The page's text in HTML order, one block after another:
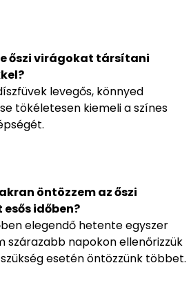
őszi virágokat társítani
levegős, könnyed
tökéletesen kiemeli a színes
öntözzem az őszi
időben?
elegendő hetente egyszer
szárazabb napokon ellenőrizzük
esetén öntözzünk többet.